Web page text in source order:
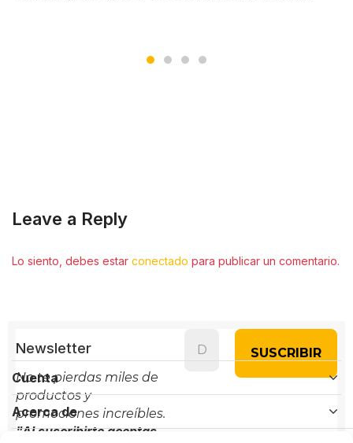
Leave a Reply
Lo siento, debes estar conectado para publicar un comentario.
Newsletter
No te pierdas miles de
productos y
promociones increíbles.
"Al suscribirte aceptas
Cuenta
Acerca de